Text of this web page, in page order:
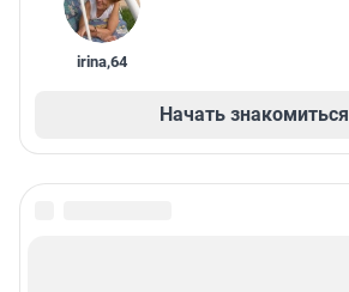
irina,64
Начать знакомиться